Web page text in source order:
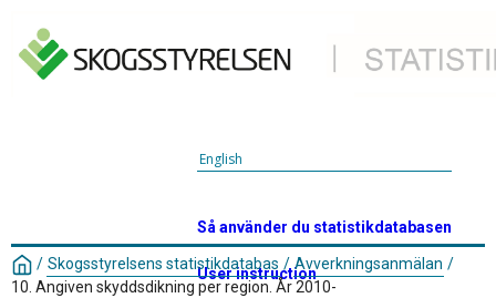
English
Så använder du statistikdatabasen
User instruction
/ Skogsstyrelsens statistikdatabas / Avverkningsanmälan /
10. Angiven skyddsdikning per region. År 2010-